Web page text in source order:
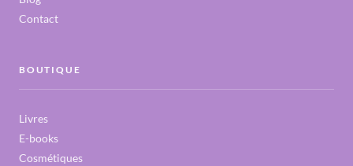
Contact
BOUTIQUE
Livres
E-books
Cosmétiques